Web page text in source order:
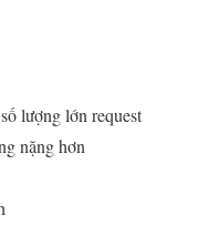
lượng lớn request
nặng hơn